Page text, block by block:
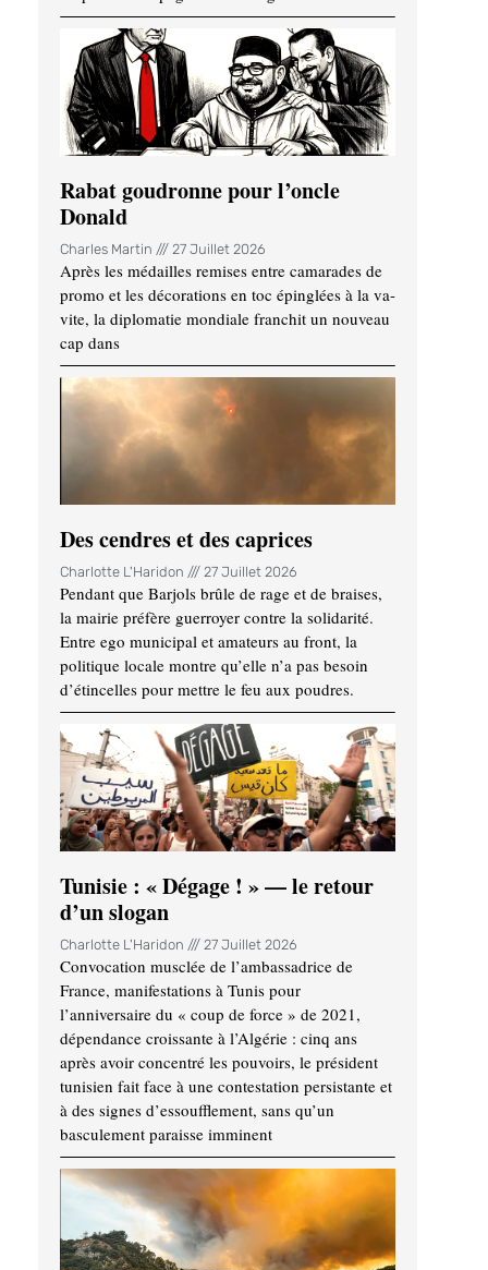
Rabat goudronne pour l’oncle
Donald
Charles Martin 27 Juillet 2026
Après les médailles remises entre camarades de
promo et les décorations en toc épinglées à la va-
vite, la diplomatie mondiale franchit un nouveau
cap dans
Des cendres et des caprices
Charlotte L'Haridon 27 Juillet 2026
Pendant que Barjols brûle de rage et de braises,
la mairie préfère guerroyer contre la solidarité.
Entre ego municipal et amateurs au front, la
politique locale montre qu’elle n’a pas besoin
d’étincelles pour mettre le feu aux poudres.
Tunisie : « Dégage ! » — le retour
d’un slogan
Charlotte L'Haridon 27 Juillet 2026
Convocation musclée de l’ambassadrice de
France, manifestations à Tunis pour
l’anniversaire du « coup de force » de 2021,
dépendance croissante à l’Algérie : cinq ans
après avoir concentré les pouvoirs, le président
tunisien fait face à une contestation persistante et
à des signes d’essoufflement, sans qu’un
basculement paraisse imminent